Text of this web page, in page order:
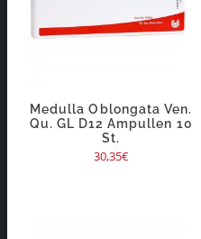
Medulla Oblongata Ven.
Qu. GL D12 Ampullen 10
St.
30,35€